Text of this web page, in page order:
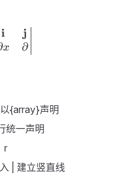
i
x
j
∂
{array}声明
统一声明
r
| 建立竖直线